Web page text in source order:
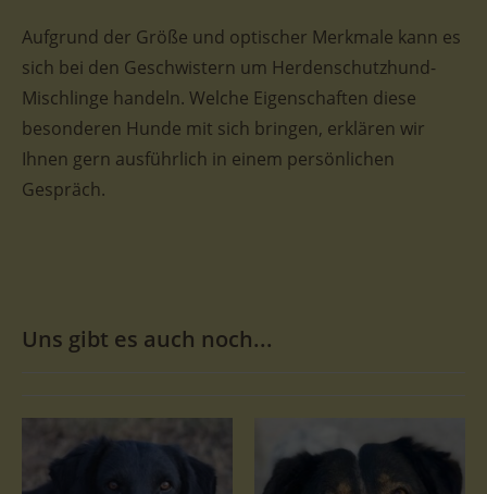
Aufgrund der Größe und optischer Merkmale kann es
sich bei den Geschwistern um Herdenschutzhund-
Mischlinge handeln. Welche Eigenschaften diese
besonderen Hunde mit sich bringen, erklären wir
Ihnen gern ausführlich in einem persönlichen
Gespräch.
Uns gibt es auch noch...